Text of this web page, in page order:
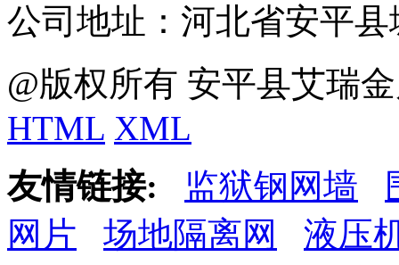
公司地址：河北省安平
@版权所有 安平县艾瑞
HTML XML
友情链接:
监狱钢网墙
网片
场地隔离网
液压